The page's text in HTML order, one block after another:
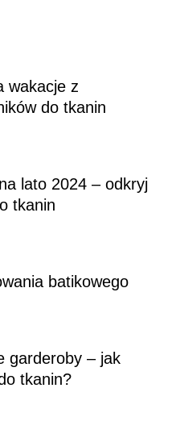
wakacje z
do tkanin
lato 2024 – odkryj
tkanin
batikowego
garderoby – jak
tkanin?